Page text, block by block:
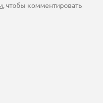
, чтобы комментировать